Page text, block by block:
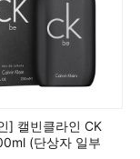
] 캘빈클라인 CK
(단상자 일부